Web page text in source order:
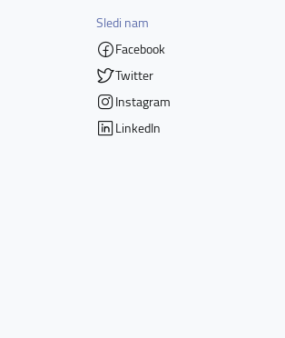
Sledi nam
Facebook
Twitter
Instagram
LinkedIn